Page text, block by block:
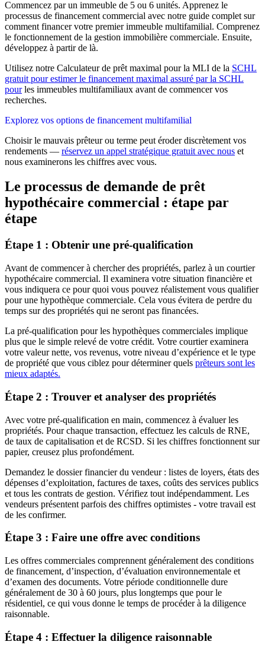
Commencez par un immeuble de 5 ou 6 unités. Apprenez le
processus de financement commercial avec notre guide complet sur
comment financer votre premier immeuble multifamilial. Comprenez
le fonctionnement de la gestion immobilière commerciale. Ensuite,
développez à partir de là.
Utilisez notre Calculateur de prêt maximal pour la MLI de la SCHL
gratuit pour estimer le financement maximal assuré par la SCHL
pourles immeubles multifamiliaux avant de commencer vos
recherches.
Explorez vos options de financement multifamilial
Choisir le mauvais prêteur ou terme peut éroder discrètement vos
rendements — réservez un appel stratégique gratuit avec nous et
nous examinerons les chiffres avec vous.
Le processus de demande de prêt
hypothécaire commercial : étape par
étape
Étape 1 : Obtenir une pré-qualification
Avant de commencer à chercher des propriétés, parlez à un courtier
hypothécaire commercial. Il examinera votre situation financière et
vous indiquera ce pour quoi vous pouvez réalistement vous qualifier
pour une hypothèque commerciale. Cela vous évitera de perdre du
temps sur des propriétés qui ne seront pas financées.
La pré-qualification pour les hypothèques commerciales implique
plus que le simple relevé de votre crédit. Votre courtier examinera
votre valeur nette, vos revenus, votre niveau d’expérience et le type
de propriété que vous ciblez pour déterminer quels prêteurs sont les
mieux adaptés.
Étape 2 : Trouver et analyser des propriétés
Avec votre pré-qualification en main, commencez à évaluer les
propriétés. Pour chaque transaction, effectuez les calculs de RNE,
de taux de capitalisation et de RCSD. Si les chiffres fonctionnent sur
papier, creusez plus profondément.
Demandez le dossier financier du vendeur : listes de loyers, états des
dépenses d’exploitation, factures de taxes, coûts des services publics
et tous les contrats de gestion. Vérifiez tout indépendamment. Les
vendeurs présentent parfois des chiffres optimistes - votre travail est
de les confirmer.
Étape 3 : Faire une offre avec conditions
Les offres commerciales comprennent généralement des conditions
de financement, d’inspection, d’évaluation environnementale et
d’examen des documents. Votre période conditionnelle dure
généralement de 30 à 60 jours, plus longtemps que pour le
résidentiel, ce qui vous donne le temps de procéder à la diligence
raisonnable.
Étape 4 : Effectuer la diligence raisonnable